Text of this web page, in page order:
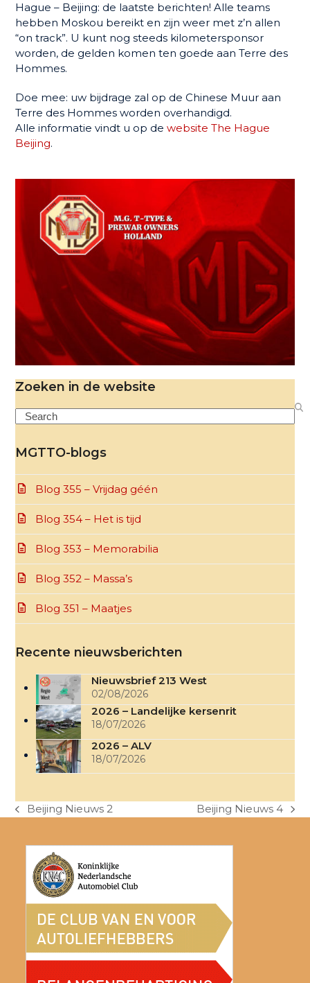
Hague – Beijing: de laatste berichten! Alle teams
hebben Moskou bereikt en zijn weer met z’n allen
“on track”. U kunt nog steeds kilometersponsor
worden, de gelden komen ten goede aan Terre des
Hommes.
Doe mee: uw bijdrage zal op de Chinese Muur aan
Terre des Hommes worden overhandigd.
Alle informatie vindt u op dewebsite The Hague
Beijing.
Zoeken in de website
Search
MGTTO-blogs
Blog 355 – Vrijdag géén
Blog 354 – Het is tijd
Blog 353 – Memorabilia
Blog 352 – Massa’s
Blog 351 – Maatjes
Recente nieuwsberichten
Nieuwsbrief 213 West
02/08/2026
2026 – Landelijke kersenrit
18/07/2026
2026 – ALV
18/07/2026
previous
Beijing Nieuws 2
next
Beijing Nieuws 4